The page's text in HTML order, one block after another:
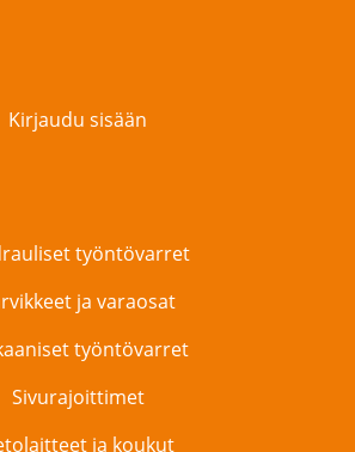
Kirjaudu sisään
työntövarret
ja varaosat
työntövarret
Sivurajoittimet
ja koukut